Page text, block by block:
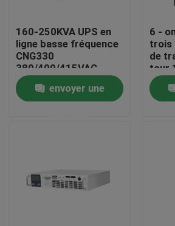
Contrôle de qualité
contactez-nous
Nouvelles
UPS Supply Alimentation sans
160-250KVA UPS en
ligne basse fréquence
CNG330
380/400/415VAC
haute intelligence et
fiable envoyer une
6 -
trois
de
tour